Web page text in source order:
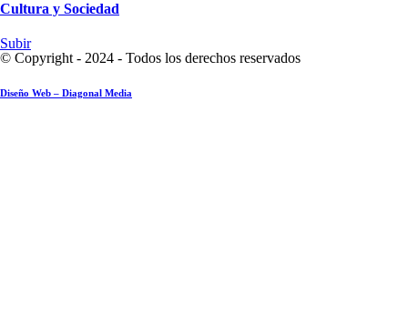
Cultura y Sociedad
Subir
© Copyright - 2024 - Todos los derechos reservados
Diseño Web – Diagonal Media